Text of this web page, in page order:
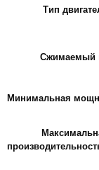
Тип
Сжимаемый
Минимальная